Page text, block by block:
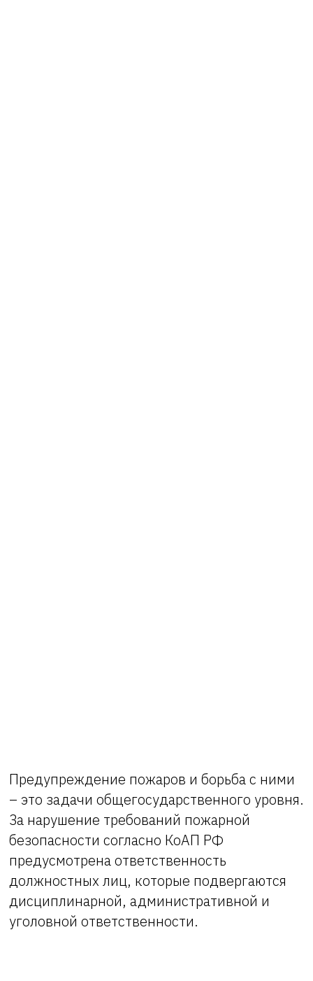
Предупреждение пожаров и борьба с ними
– это задачи общегосударственного уровня.
За нарушение требований пожарной
безопасности согласно КоАП РФ
предусмотрена ответственность
должностных лиц, которые подвергаются
дисциплинарной, административной и
уголовной ответственности.